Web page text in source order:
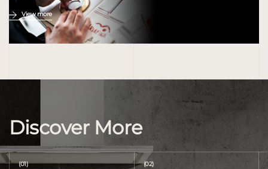
View more
Discover More
(01) (02)